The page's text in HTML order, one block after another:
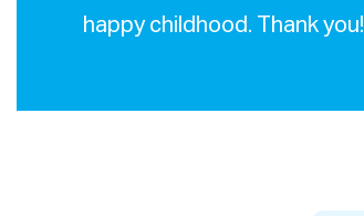
happy childhood. Thank you!